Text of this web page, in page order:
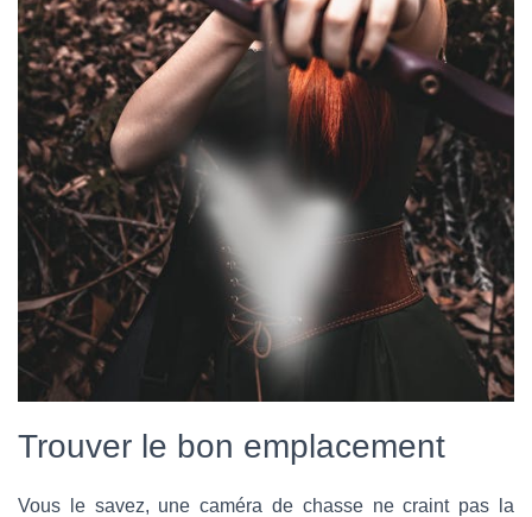
Trouver le bon emplacement
Vous le savez, une caméra de chasse ne craint pas la